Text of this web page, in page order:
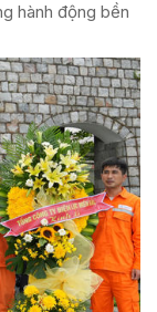
hành động bền